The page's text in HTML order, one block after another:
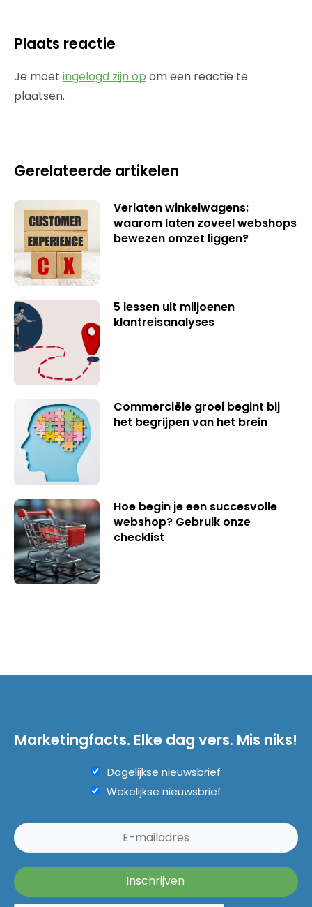
Plaats reactie
Je moet ingelogd zijn op om een reactie te
plaatsen.
Gerelateerde artikelen
Verlaten winkelwagens:
waarom laten zoveel webshops
bewezen omzet liggen?
5 lessen uit miljoenen
klantreisanalyses
Commerciële groei begint bij
het begrijpen van het brein
Hoe begin je een succesvolle
webshop? Gebruik onze
checklist
Marketingfacts. Elke dag vers. Mis niks!
Dagelijkse nieuwsbrief
Wekelijkse nieuwsbrief